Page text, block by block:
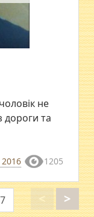
не
дороги та
1205
<
7 >